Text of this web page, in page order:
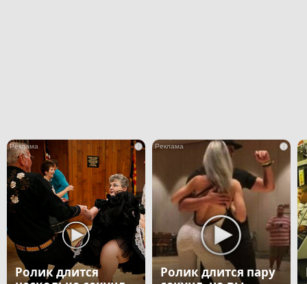
i
Ролик длится
i
Ролик длится пару